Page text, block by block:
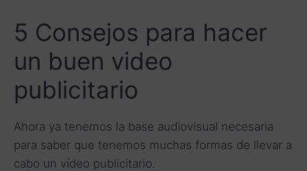
5 Consejos para hacer
un buen video
publicitario
Ahora ya tenemos la base audiovisual necesaria
para saber que tenemos muchas formas de llevar a
cabo un vídeo publicitario.